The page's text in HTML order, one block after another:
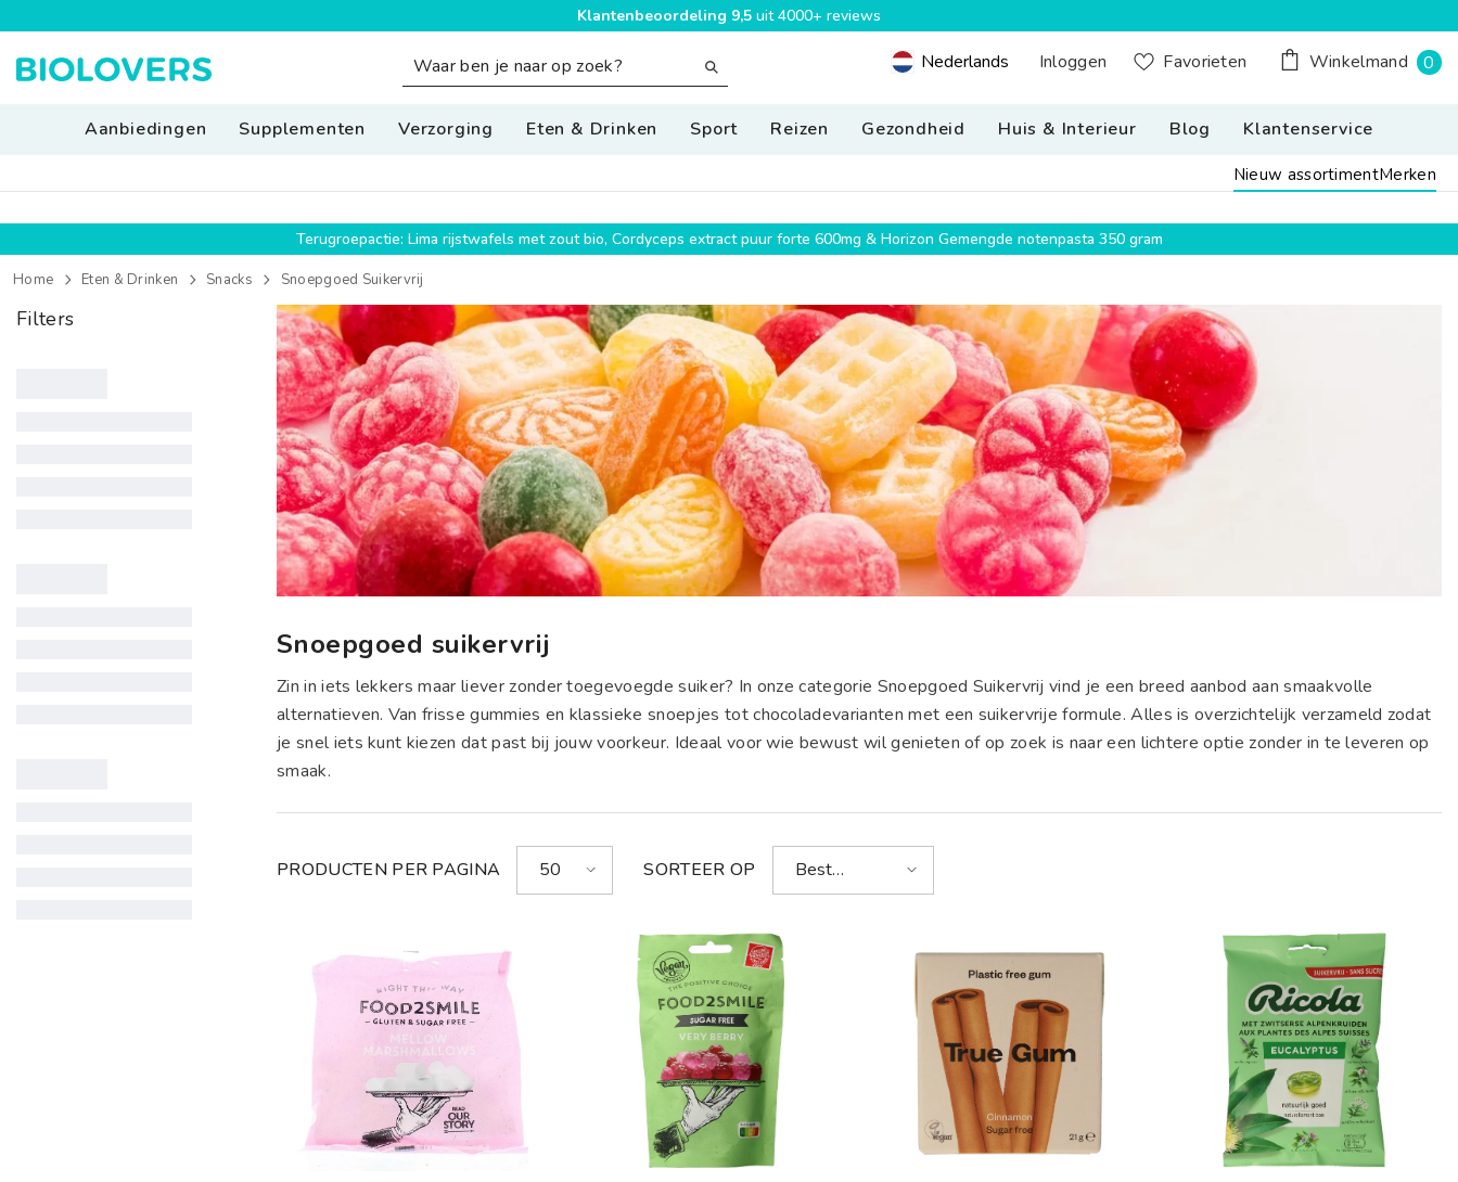
Gratis verzending NL & BE vanaf €60
Geolocation Button Desktop: Nederland, Nederlands
Nederlands Inloggen Favorieten Winkelmand 00
Aanbiedingen
Supplementen Verzorging Eten & Drinken Sport Reizen Gezondheid Huis & Interieur Blog Klantenservice
Nieuw assortimentMerken
Terugroepactie: Lima rijstwafels met zout bio, Cordyceps extract puur forte 600mg & Horizon Gemengde notenpasta 350 gram
Home Eten & Drinken Snacks Snoepgoed Suikervrij
Snoepgoed suikervrij
Zin in iets lekkers maar liever zonder toegevoegde suiker? In onze categorie Snoepgoed Suikervrij vind je een breed aanbod aan smaakvolle
alternatieven. Van frisse gummies en klassieke snoepjes tot chocoladevarianten met een suikervrije formule. Alles is overzichtelijk verzameld zodat
je snel iets kunt kiezen dat past bij jouw voorkeur. Ideaal voor wie bewust wil genieten of op zoek is naar een lichtere optie zonder in te leveren op
smaak.
PRODUCTEN PER PAGINA 50 SORTEER OP
Best
verkopende